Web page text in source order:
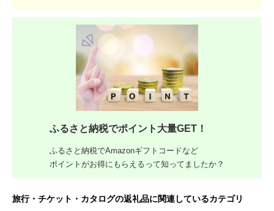
ふるさと納税でポイント大量GET！
ふるさと納税でAmazonギフトコードなど
ポイントがお得にもらえるって知ってましたか？
旅行・チケット・カタログの返礼品に関連しているカテゴリ